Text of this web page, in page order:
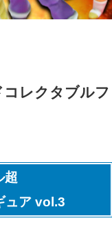
レクタブルフ
超
ュア vol.3